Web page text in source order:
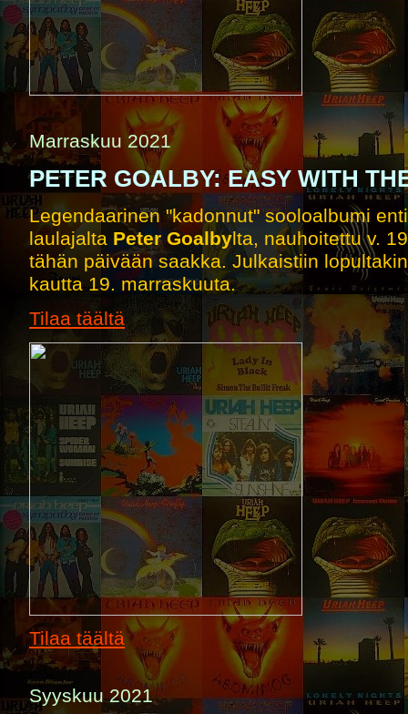
Marraskuu 2021
PETER GOALBY: EASY WITH
Legendaarinen "kadonnut" sooloalbumi
laulajalta Peter Goalbylta, nauhoitettu v.
tähän päivään saakka. Julkaistiin
kautta 19. marraskuuta.
Tilaa täältä
Tilaa täältä
Syyskuu 2021